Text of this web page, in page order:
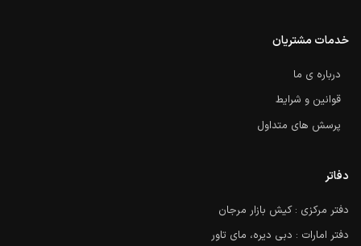
خدمات مشتریان
درباره ی ما
قوانین و شرایط
پرسش های متداول
دفاتر
دفتر مرکزی : کیش بازار مرجان
دفتر امارات : دبی دیره، مای تاور